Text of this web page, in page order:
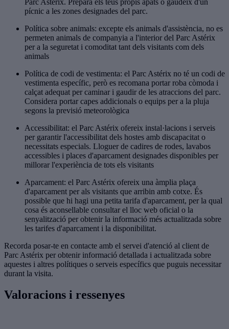
pícnic a les zones designades del parc.
Política sobre animals: excepte els animals d'assistència, no es
permeten animals de companyia a l'interior del Parc Astérix
per a la seguretat i comoditat tant dels visitants com dels
animals
Política de codi de vestimenta: el Parc Astérix no té un codi de
vestimenta específic, però es recomana portar roba còmoda i
calçat adequat per caminar i gaudir de les atraccions del parc.
Considera portar capes addicionals o equips per a la pluja
segons la previsió meteorològica
Accessibilitat: el Parc Astérix ofereix instal·lacions i serveis
per garantir l'accessibilitat dels hostes amb discapacitat o
necessitats especials. Lloguer de cadires de rodes, lavabos
accessibles i places d'aparcament designades disponibles per
millorar l'experiència de tots els visitants
Aparcament: el Parc Astérix ofereix una àmplia plaça
d'aparcament per als visitants que arribin amb cotxe. És
possible que hi hagi una petita tarifa d'aparcament, per la qual
cosa és aconsellable consultar el lloc web oficial o la
senyalització per obtenir la informació més actualitzada sobre
les tarifes d'aparcament i la disponibilitat.
Recorda posar-te en contacte amb el servei d'atenció al client de
Parc Astérix per obtenir informació detallada i actualitzada sobre
aquestes i altres polítiques o serveis específics que puguis necessitar
durant la visita.
Valoracions i ressenyes